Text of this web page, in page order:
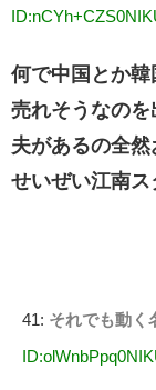
何で中国とか
売れそうなの
夫があるの全
せいぜい江南
41: それでも動く